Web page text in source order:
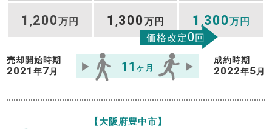
1 ,200万円 1 ,300万円 1 ,300万円
価格改定0回
売却開始時期
2021年7 月 11 ヶ月
成約時期
2022年5 月
【大阪府豊中市】